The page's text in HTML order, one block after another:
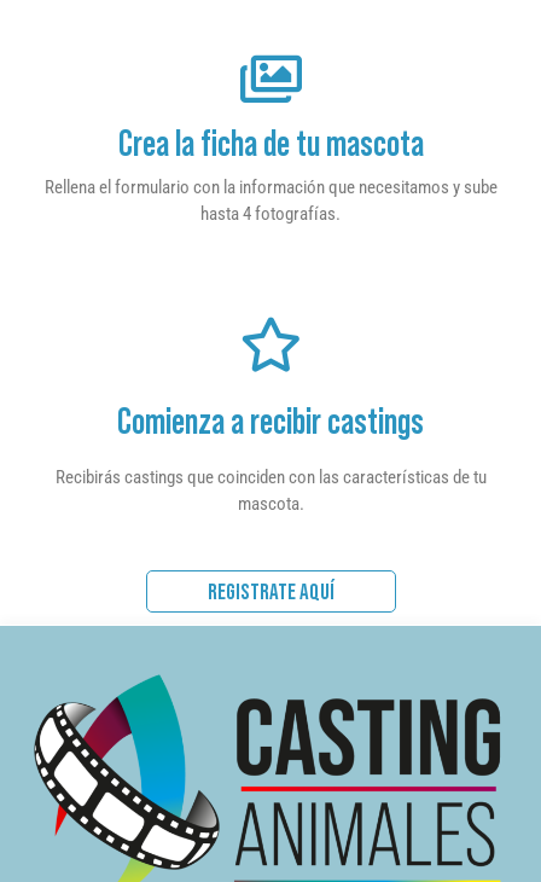
Crea la ficha de tu mascota
Rellena el formulario con la información que necesitamos y sube
hasta 4 fotografías.
Comienza a recibir castings
Recibirás castings que coinciden con las características de tu
mascota.
REGISTRATE AQUÍ